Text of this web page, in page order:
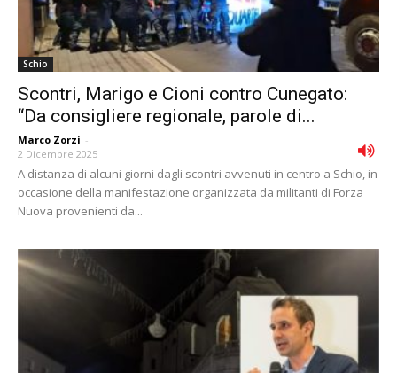
Schio
Scontri, Marigo e Cioni contro Cunegato:
“Da consigliere regionale, parole di...
Marco Zorzi -
2 Dicembre 2025
A distanza di alcuni giorni dagli scontri avvenuti in centro a Schio, in
occasione della manifestazione organizzata da militanti di Forza
Nuova provenienti da...